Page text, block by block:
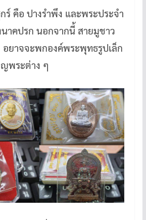
ร์ คือ ปางรำพึง และพระประจำ
นาคปรก นอกจากนี้ สายมูชาว
อยาจจะพกองค์พระพุทธรูปเล็ก
พระต่าง ๆ